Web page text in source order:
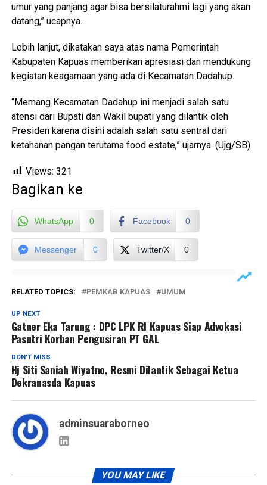
umur yang panjang agar bisa bersilaturahmi lagi yang akan
datang,” ucapnya.
Lebih lanjut, dikatakan saya atas nama Pemerintah
Kabupaten Kapuas memberikan apresiasi dan mendukung
kegiatan keagamaan yang ada di Kecamatan Dadahup.
“Memang Kecamatan Dadahup ini menjadi salah satu
atensi dari Bupati dan Wakil bupati yang dilantik oleh
Presiden karena disini adalah salah satu sentral dari
ketahanan pangan terutama food estate,” ujarnya. (Ujg/SB)
Views: 321
Bagikan ke
WhatsApp 0 Facebook 0
Messenger 0 Twitter/X 0
RELATED TOPICS: PEMKAB KAPUAS UMUM
UP NEXT
Gatner Eka Tarung : DPC LPK RI Kapuas Siap Advokasi
Pasutri Korban Pengusiran PT GAL
DON'T MISS
Hj Siti Saniah Wiyatno, Resmi Dilantik Sebagai Ketua
Dekranasda Kapuas
adminsuaraborneo
YOU MAY LIKE